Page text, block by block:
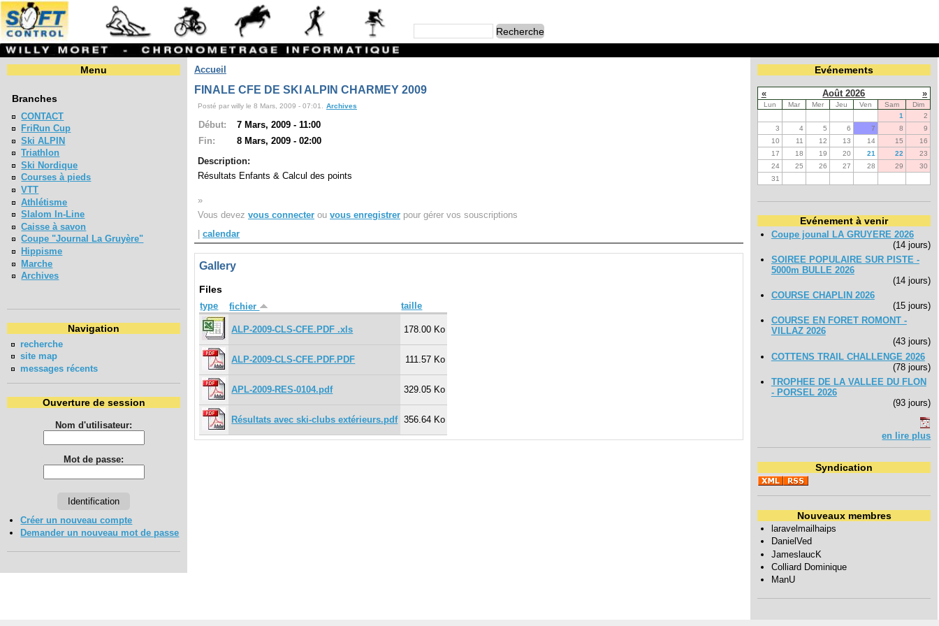
Menu
Branches
CONTACT
FriRun Cup
Ski ALPIN
Triathlon
Ski Nordique
Courses à pieds
VTT
Athlétisme
Slalom In-Line
Caisse à savon
Coupe "Journal La Gruyère"
Hippisme
Marche
Archives
Navigation
recherche
site map
messages récents
Ouverture de session
Nom d'utilisateur:
Mot de passe:
Créer un nouveau compte
Demander un nouveau mot de passe
Accueil
FINALE CFE DE SKI ALPIN CHARMEY 2009
Posté par willy le 8 Mars, 2009 - 07:01. Archives
Début:
7 Mars, 2009 - 11:00
Fin:
8 Mars, 2009 - 02:00
Description:
Résultats Enfants & Calcul des points
»
Vous devez vous connecter ou vous enregistrer pour gérer vos souscriptions
calendar
Gallery
Files
type fichier taille
ALP-2009-CLS-CFE.PDF .xls 178.00 Ko
ALP-2009-CLS-CFE.PDF.PDF 111.57 Ko
APL-2009-RES-0104.pdf 329.05 Ko
Résultats avec ski-clubs extérieurs.pdf 356.64 Ko
Evénements
« Août 2026 »
Lun Mar Mer Jeu Ven Sam
Dim
1
2
3
4 5 6 7 8
9
10
11 12 13 14 15
16
17
18 19 20 21 22
23
24
25 26 27 28 29
30
31
Evénement à venir
Coupe jounal LA GRUYERE 2026
(14 jours)
SOIREE POPULAIRE SUR PISTE -
5000m BULLE 2026
(14 jours)
COURSE CHAPLIN 2026
(15 jours)
COURSE EN FORET ROMONT -
VILLAZ 2026
(43 jours)
COTTENS TRAIL CHALLENGE 2026
(78 jours)
TROPHEE DE LA VALLEE DU FLON
- PORSEL 2026
(93 jours)
en lire plus
Syndication
Nouveaux membres
laravelmailhaips
DanielVed
JameslaucK
Colliard Dominique
ManU